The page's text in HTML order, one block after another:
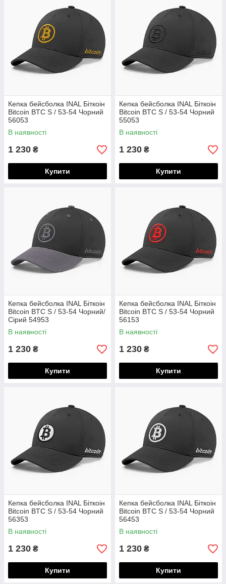
Кепка бейсболка INAL Біткоін
Bitcoin BTC S / 53-54 Чорний
56053
В наявності
1 230 ₴
Купити
Кепка бейсболка INAL Біткоін
Bitcoin BTC S / 53-54 Чорний
55053
В наявності
1 230 ₴
Купити
Кепка бейсболка INAL Біткоін
Bitcoin BTC S / 53-54 Чорний/
Сірий 54953
В наявності
1 230 ₴
Купити
Кепка бейсболка INAL Біткоін
Bitcoin BTC S / 53-54 Чорний
56153
В наявності
1 230 ₴
Купити
Кепка бейсболка INAL Біткоін
Bitcoin BTC S / 53-54 Чорний
56353
В наявності
1 230 ₴
Купити
Кепка бейсболка INAL Біткоін
Bitcoin BTC S / 53-54 Чорний
56453
В наявності
1 230 ₴
Купити